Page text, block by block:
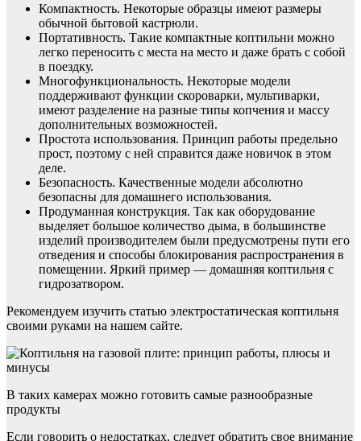
Компактность. Некоторые образцы имеют размеры
обычной бытовой кастрюли.
Портативность. Такие компактные коптильни можно
легко переносить с места на место и даже брать с собой
в поездку.
Многофункциональность. Некоторые модели
поддерживают функции скороварки, мультиварки,
имеют разделение на разные типы копчения и массу
дополнительных возможностей.
Простота использования. Принцип работы предельно
прост, поэтому с ней справится даже новичок в этом
деле.
Безопасность. Качественные модели абсолютно
безопасны для домашнего использования.
Продуманная конструкция. Так как оборудование
выделяет большое количество дыма, в большинстве
изделий производителем были предусмотрены пути его
отведения и способы блокирования распространения в
помещении. Яркий пример — домашняя коптильня с
гидрозатвором.
Рекомендуем изучить статью электростатическая коптильня
своими руками на нашем сайте.
В таких камерах можно готовить самые разнообразные
продукты
Если говорить о недостатках, следует обратить свое внимание